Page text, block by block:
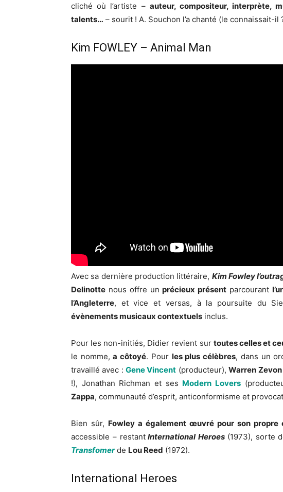
cliché où l’artiste – auteur, compositeur, interprète,
talents… – sourit ! A. Souchon l’a chanté (le connaissait-il
Kim FOWLEY – Animal Man
Avec sa dernière production littéraire, Kim Fowley
Delinotte nous offre unprécieux présent parcourant
l’Angleterre, et vice et versas, à la poursuite du
évènements musicaux contextuels inclus.
Pour les non-initiés, Didier revient sur toutes celles et
le nomme,a côtoyé. Pour les plus célèbres, dans un
travaillé avec :Gene Vincent (producteur),Warren Zevon
!), Jonathan Richman et ses Modern Lovers
Zappa, communauté d’esprit, anticonformisme et
Bien sûr, Fowley a également œuvré pour son propre
accessible – restantInternational Heroes (1973), sorte
Transfomerde Lou Reed (1972).
International Heroes